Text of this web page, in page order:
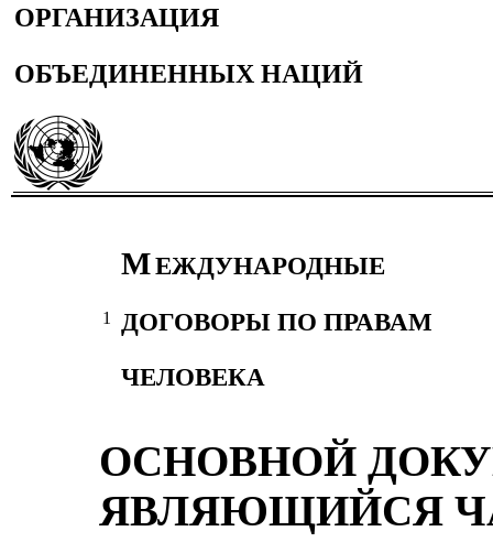
ОРГАНИЗАЦИЯ
ОБЪЕДИНЕННЫХ НАЦИЙ
1
МЕЖДУНАРОДНЫЕ
ДОГОВОРЫ ПО ПРАВАМ
ЧЕЛОВЕКА
ОСНОВНОЙ
ЯВЛЯЮЩИЙСЯ